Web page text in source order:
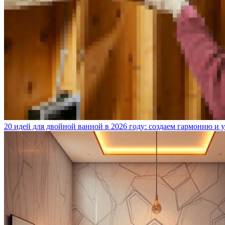
20 идей для двойной ванной в 2026 году: создаем гармонию и